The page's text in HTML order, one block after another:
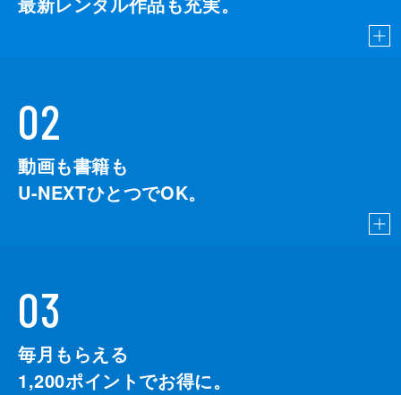
02
動画も書籍も
U-NEXTひとつでOK。
03
毎月もらえる
1,200ポイントでお得に。